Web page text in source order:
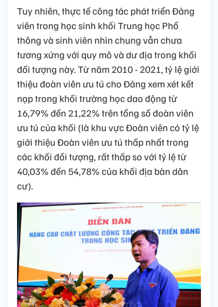
Tuy nhiên, thực tế công tác phát triển Đảng
viên trong học sinh khối Trung học Phổ
thông và sinh viên nhìn chung vẫn chưa
tương xứng với quy mô và dư địa trong khối
đối tượng này. Từ năm 2010 - 2021, tỷ lệ giới
thiệu đoàn viên ưu tú cho Đảng xem xét kết
nạp trong khối trường học dao động từ
16,79% đến 21,22% trên tổng số đoàn viên
ưu tú của khối (là khu vực Đoàn viên có tỷ lệ
giới thiệu Đoàn viên ưu tú thấp nhất trong
các khối đối tượng, rất thấp so với tỷ lệ từ
40,03% đến 54,78% của khối địa bàn dân
cư).